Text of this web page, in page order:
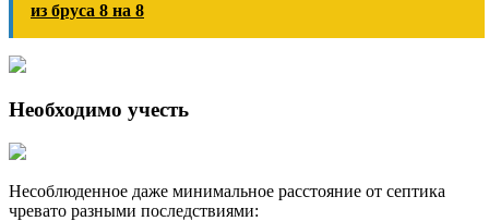
из бруса 8 на 8
Необходимо учесть
Несоблюденное даже минимальное расстояние от септика
чревато разными последствиями: